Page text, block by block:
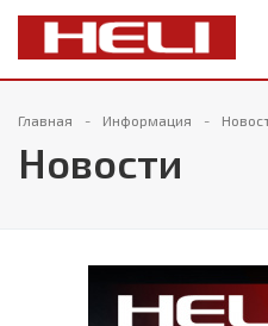
Главная Информация
Новости